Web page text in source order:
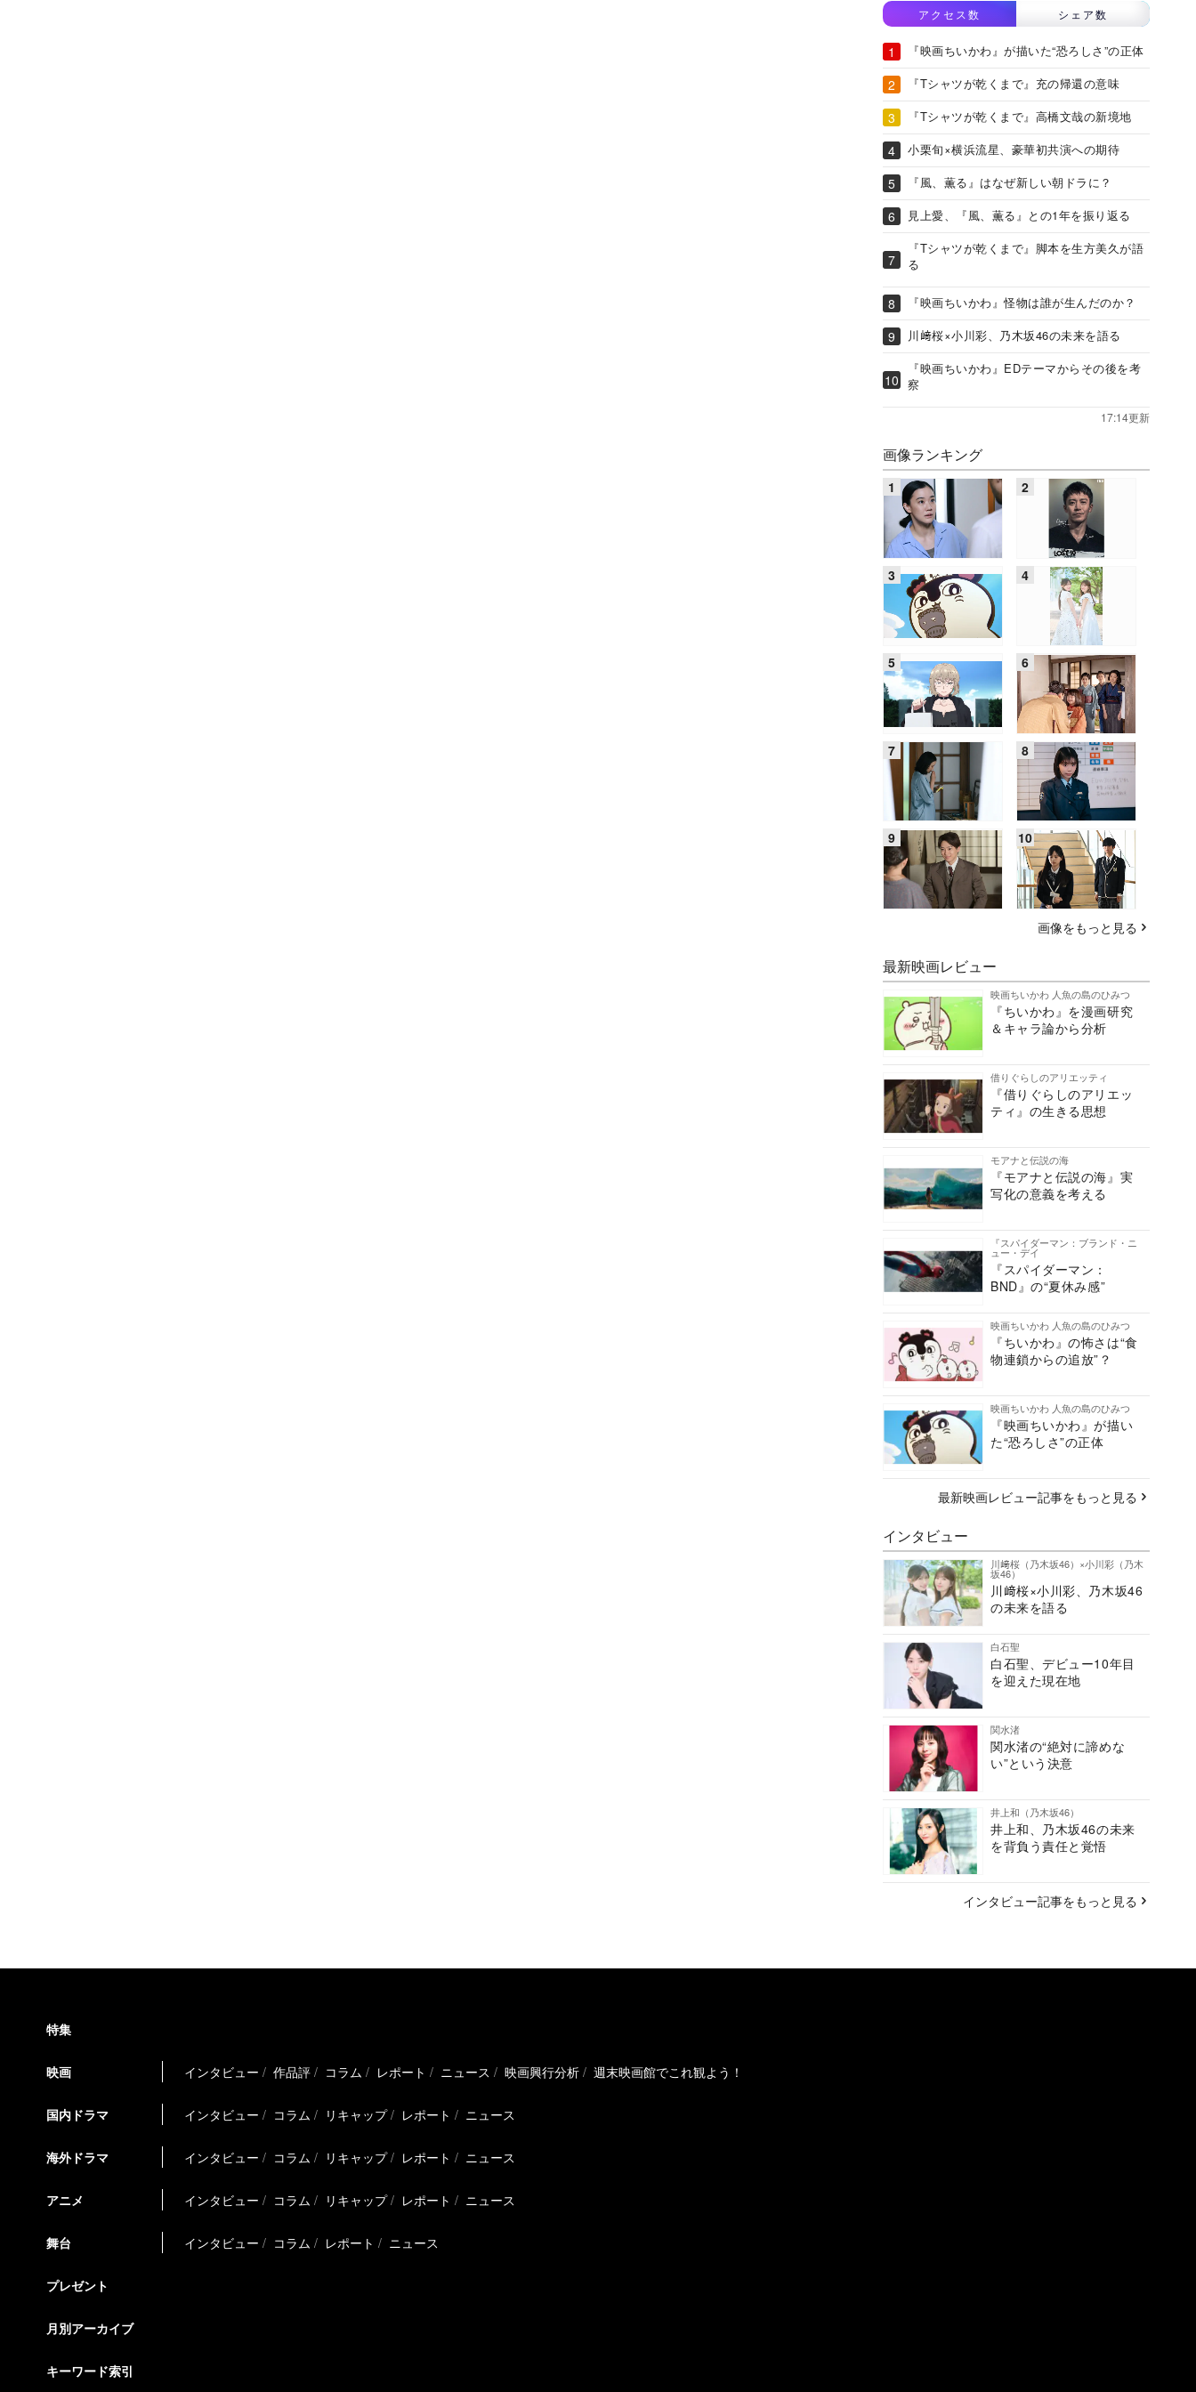
アクセス数 シェア数
『映画ちいかわ』が描いた“恐ろしさ”の正体
『Tシャツが乾くまで』充の帰還の意味
『Tシャツが乾くまで』高橋文哉の新境地
小栗旬×横浜流星、豪華初共演への期待
『風、薫る』はなぜ新しい朝ドラに？
見上愛、『風、薫る』との1年を振り返る
『Tシャツが乾くまで』脚本を生方美久が語
る
『映画ちいかわ』怪物は誰が生んだのか？
川﨑桜×小川彩、乃木坂46の未来を語る
『映画ちいかわ』EDテーマからその後を考
察
17:14更新
画像ランキング
画像をもっと見る
最新映画レビュー
映画ちいかわ 人魚の島のひみつ
『ちいかわ』を漫画研究
＆キャラ論から分析
借りぐらしのアリエッティ
『借りぐらしのアリエッ
ティ』の生きる思想
モアナと伝説の海
『モアナと伝説の海』実
写化の意義を考える
『スパイダーマン：ブランド・ニ
ュー・デイ
『スパイダーマン：
BND』の“夏休み感”
映画ちいかわ 人魚の島のひみつ
『ちいかわ』の怖さは“食
物連鎖からの追放”？
映画ちいかわ 人魚の島のひみつ
『映画ちいかわ』が描い
た“恐ろしさ”の正体
最新映画レビュー記事をもっと見る
インタビュー
川﨑桜（乃木坂46）×小川彩（乃木
坂46）
川﨑桜×小川彩、乃木坂46
の未来を語る
白石聖
白石聖、デビュー10年目
を迎えた現在地
関水渚
関水渚の“絶対に諦めな
い”という決意
井上和（乃木坂46）
井上和、乃木坂46の未来
を背負う責任と覚悟
インタビュー記事をもっと見る
特集
映画 インタビュー 作品評 コラム レポート ニュース 映画興行分析 週末映画館でこれ観よう！
国内ドラマ インタビュー コラム リキャップ レポート ニュース
海外ドラマ インタビュー コラム リキャップ レポート ニュース
アニメ インタビュー コラム リキャップ レポート ニュース
舞台 インタビュー コラム レポート ニュース
プレゼント
月別アーカイブ
キーワード索引